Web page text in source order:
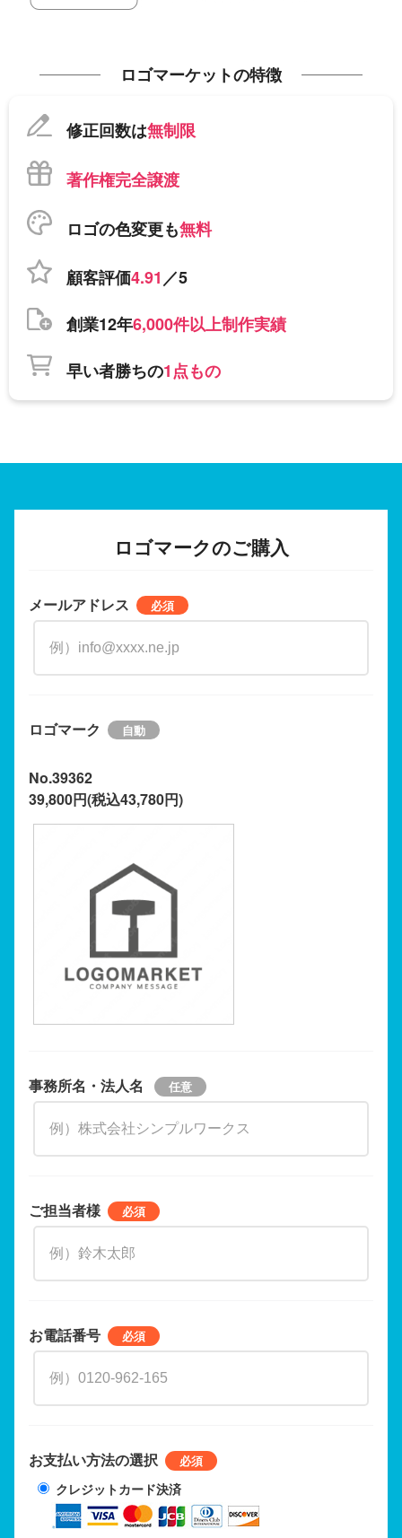
ロゴマーケットの特徴
修正回数は無制限
著作権完全譲渡
ロゴの色変更も無料
顧客評価4.91／5
創業12年6,000件以上制作実績
早い者勝ちの1点もの
ロゴマークのご購入
メールアドレス
ロゴマーク
No.39362
39,800円(税込43,780円)
事務所名・法人名
ご担当者様
お電話番号
お支払い方法の選択
クレジットカード決済